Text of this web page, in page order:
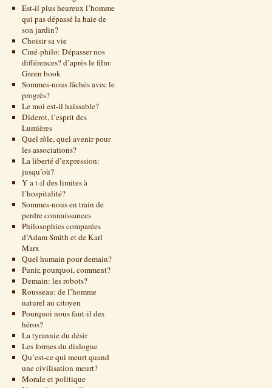
Est-il plus heureux l’homme
qui pas dépassé la haie de
son jardin?
Choisir sa vie
Ciné-philo: Dépasser nos
différences? d’après le film:
Green book
Sommes-nous fâchés avec le
progrès?
Le moi est-il haïssable?
Diderot, l’esprit des
Lumières
Quel rôle, quel avenir pour
les associations?
La liberté d’expression:
jusqu’où?
Y a t-il des limites à
l’hospitalité?
Sommes-nous en train de
perdre connaissances
Philosophies comparées
d’Adam Smith et de Karl
Marx
Quel humain pour demain?
Punir, pourquoi, comment?
Demain: les robots?
Rousseau: de l’homme
naturel au citoyen
Pourquoi nous faut-il des
héros?
La tyrannie du désir
Les formes du dialogue
Qu’est-ce qui meurt quand
une civilisation meurt?
Morale et politique